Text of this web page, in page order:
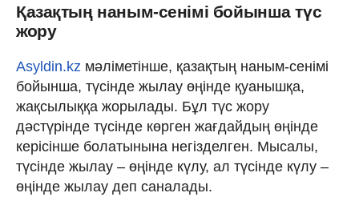
Қазақтың наным-сенімі бойынша түс
жору
Asyldin.kz мәліметінше, қазақтың наным-сенімі
бойынша, түсінде жылау өңінде қуанышқа,
жақсылыққа жорылады. Бұл түс жору
дәстүрінде түсінде көрген жағдайдың өңінде
керісінше болатынына негізделген. Мысалы,
түсінде жылау – өңінде күлу, ал түсінде күлу –
өңінде жылау деп саналады.